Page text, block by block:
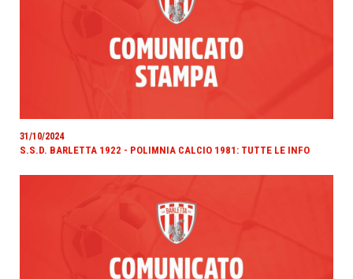
31/10/2024
S.S.D. BARLETTA 1922 - POLIMNIA CALCIO 1981: TUTTE LE INFO